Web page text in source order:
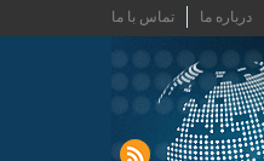
تماس با ما درباره ما